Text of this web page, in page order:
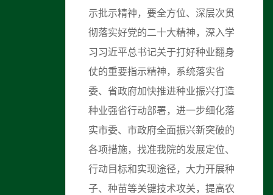
示批示精神，要全方位、深层次贯
彻落实好党的二十大精神，深入学
习习近平总书记关于打好种业翻身
仗的重要指示精神，系统落实省
委、省政府加快推进种业振兴打造
种业强省行动部署，进一步细化落
实市委、市政府全面振兴新突破的
各项措施，找准我院的发展定位、
行动目标和实现途径，大力开展种
子、种苗等关键技术攻关，提高农